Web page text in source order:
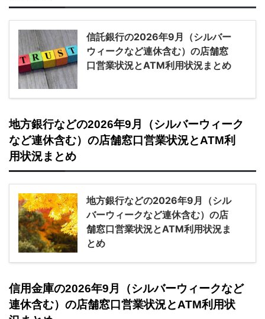
信託銀行の2026年9月（シルバー
ウィークなど連休含む）の店舗窓
口営業状況とATM利用状況まとめ
地方銀行などの2026年9月（シルバーウィーク
など連休含む）の店舗窓口営業状況とATM利
用状況まとめ
地方銀行などの2026年9月（シル
バーウィークなど連休含む）の店
舗窓口営業状況とATM利用状況ま
とめ
信用金庫の2026年9月（シルバーウィークなど
連休含む）の店舗窓口営業状況とATM利用状